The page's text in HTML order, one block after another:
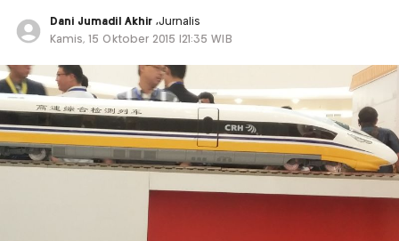
Dani Jumadil Akhir ,Jurnalis
Kamis, 15 Oktober 2015 |21:35 WIB